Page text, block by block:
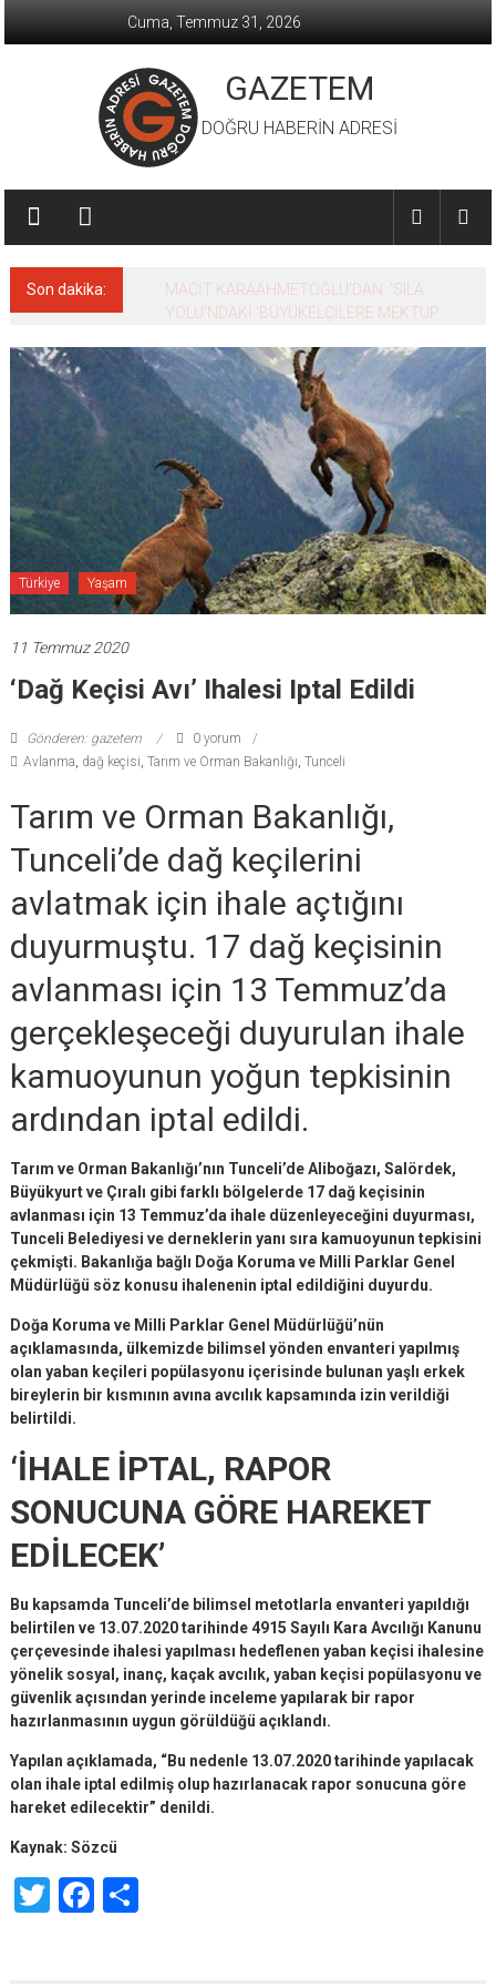
Cuma, Temmuz 31, 2026
GAZETEM
DOĞRU HABERİN ADRESİ
Son dakika:
MACİT KARAAHMETOĞLU’DAN ‘SILA
YOLU’NDAKİ ’BÜYÜKELÇİLERE MEKTUP
Türkiye Yaşam
11 Temmuz 2020
‘Dağ Keçisi Avı’ Ihalesi Iptal Edildi
Gönderen: gazetem
0 yorum
Avlanma, dağ keçisi, Tarım ve Orman Bakanlığı, Tunceli
Tarım ve Orman Bakanlığı,
Tunceli’de dağ keçilerini
avlatmak için ihale açtığını
duyurmuştu. 17 dağ keçisinin
avlanması için 13 Temmuz’da
gerçekleşeceği duyurulan ihale
kamuoyunun yoğun tepkisinin
ardından iptal edildi.
Tarım ve Orman Bakanlığı’nın Tunceli’de Aliboğazı, Salördek,
Büyükyurt ve Çıralı gibi farklı bölgelerde 17 dağ keçisinin
avlanması için 13 Temmuz’da ihale düzenleyeceğini duyurması,
Tunceli Belediyesi ve derneklerin yanı sıra kamuoyunun tepkisini
çekmişti. Bakanlığa bağlı Doğa Koruma ve Milli Parklar Genel
Müdürlüğü söz konusu ihalenenin iptal edildiğini duyurdu.
Doğa Koruma ve Milli Parklar Genel Müdürlüğü’nün
açıklamasında, ülkemizde bilimsel yönden envanteri yapılmış
olan yaban keçileri popülasyonu içerisinde bulunan yaşlı erkek
bireylerin bir kısmının avına avcılık kapsamında izin verildiği
belirtildi.
‘İHALE İPTAL, RAPOR
SONUCUNA GÖRE HAREKET
EDİLECEK’
Bu kapsamda Tunceli’de bilimsel metotlarla envanteri yapıldığı
belirtilen ve 13.07.2020 tarihinde 4915 Sayılı Kara Avcılığı Kanunu
çerçevesinde ihalesi yapılması hedeflenen yaban keçisi ihalesine
yönelik sosyal, inanç, kaçak avcılık, yaban keçisi popülasyonu ve
güvenlik açısından yerinde inceleme yapılarak bir rapor
hazırlanmasının uygun görüldüğü açıklandı.
Yapılan açıklamada, “Bu nedenle 13.07.2020 tarihinde yapılacak
olan ihale iptal edilmiş olup hazırlanacak rapor sonucuna göre
hareket edilecektir” denildi.
Kaynak: Sözcü
TwitterFacebook
Share